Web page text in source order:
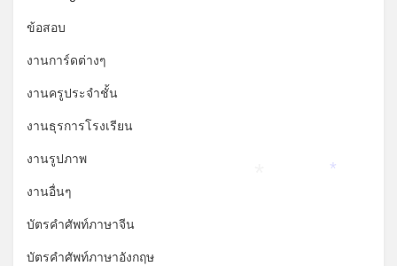
ข้อสอบ
งานการ์ดต่างๆ
งานครูประจำชั้น
งานธุรการโรงเรียน
งานรูปภาพ
งานอื่นๆ
บัตรคำศัพท์ภาษาจีน
บัตรคำศัพท์ภาษาอังกฤษ